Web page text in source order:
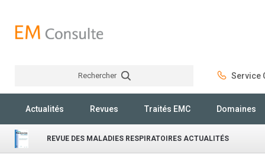
Rechercher Service
Actualités Revues Traités EMC Domaines
REVUE DES MALADIES RESPIRATOIRES ACTUALITÉS